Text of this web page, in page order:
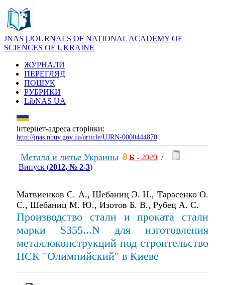
JNAS | JOURNALS OF NATIONAL ACADEMY OF
SCIENCES OF UKRAINE
ЖУРНАЛИ
ПЕРЕГЛЯД
ПОШУК
РУБРИКИ
LibNAS UA
інтернет-адреса сторінки:
http://jnas.nbuv.gov.ua/article/UJRN-0000444870
Металл и литье Украины Б - 2020 /
Випуск (2012, № 2-3)
Матвиенков С. А., Шебаниц Э. Н., Тарасенко О.
С., Шебаниц М. Ю., Изотов Б. В., Рубец А. С.
Производство стали и проката стали
марки S355...N для изготовления
металлоконструкций под строительство
НСК "Олимпийский" в Киеве